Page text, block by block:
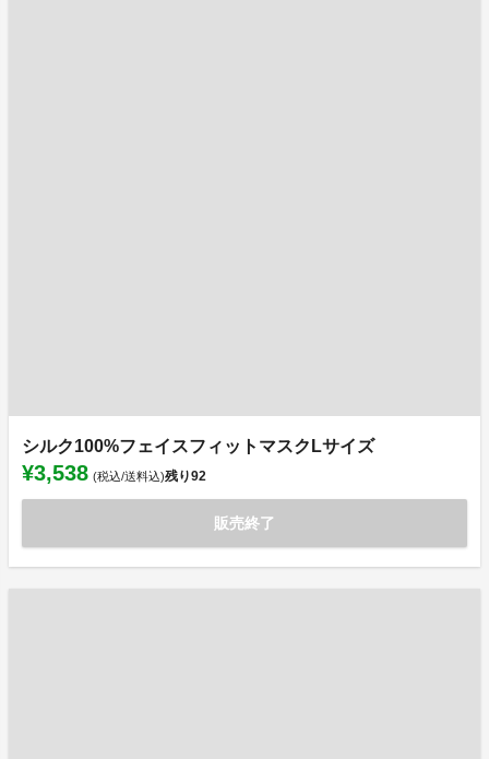
シルク100%フェイスフィットマスクLサイズ
¥3,538 (税込/送料込)残り92
販売終了